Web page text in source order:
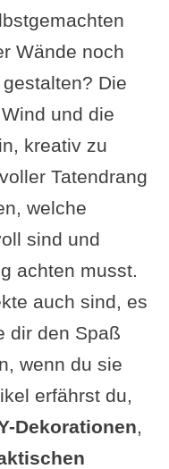
Wände noch
Die
und die
kreativ zu
Tatendrang
welche
sind und
achten musst.
auch sind, es
dir den Spaß
wenn du sie
erfährst du,
Dekorationen,